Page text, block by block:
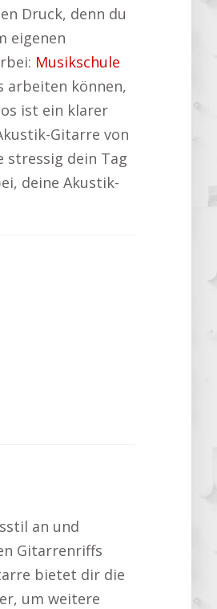
Druck, denn du
eigenen
Musikschule
arbeiten können,
ist ein klarer
Gitarre von
stressig dein Tag
deine Akustik-
an und
Gitarrenriffs
bietet dir die
um weitere